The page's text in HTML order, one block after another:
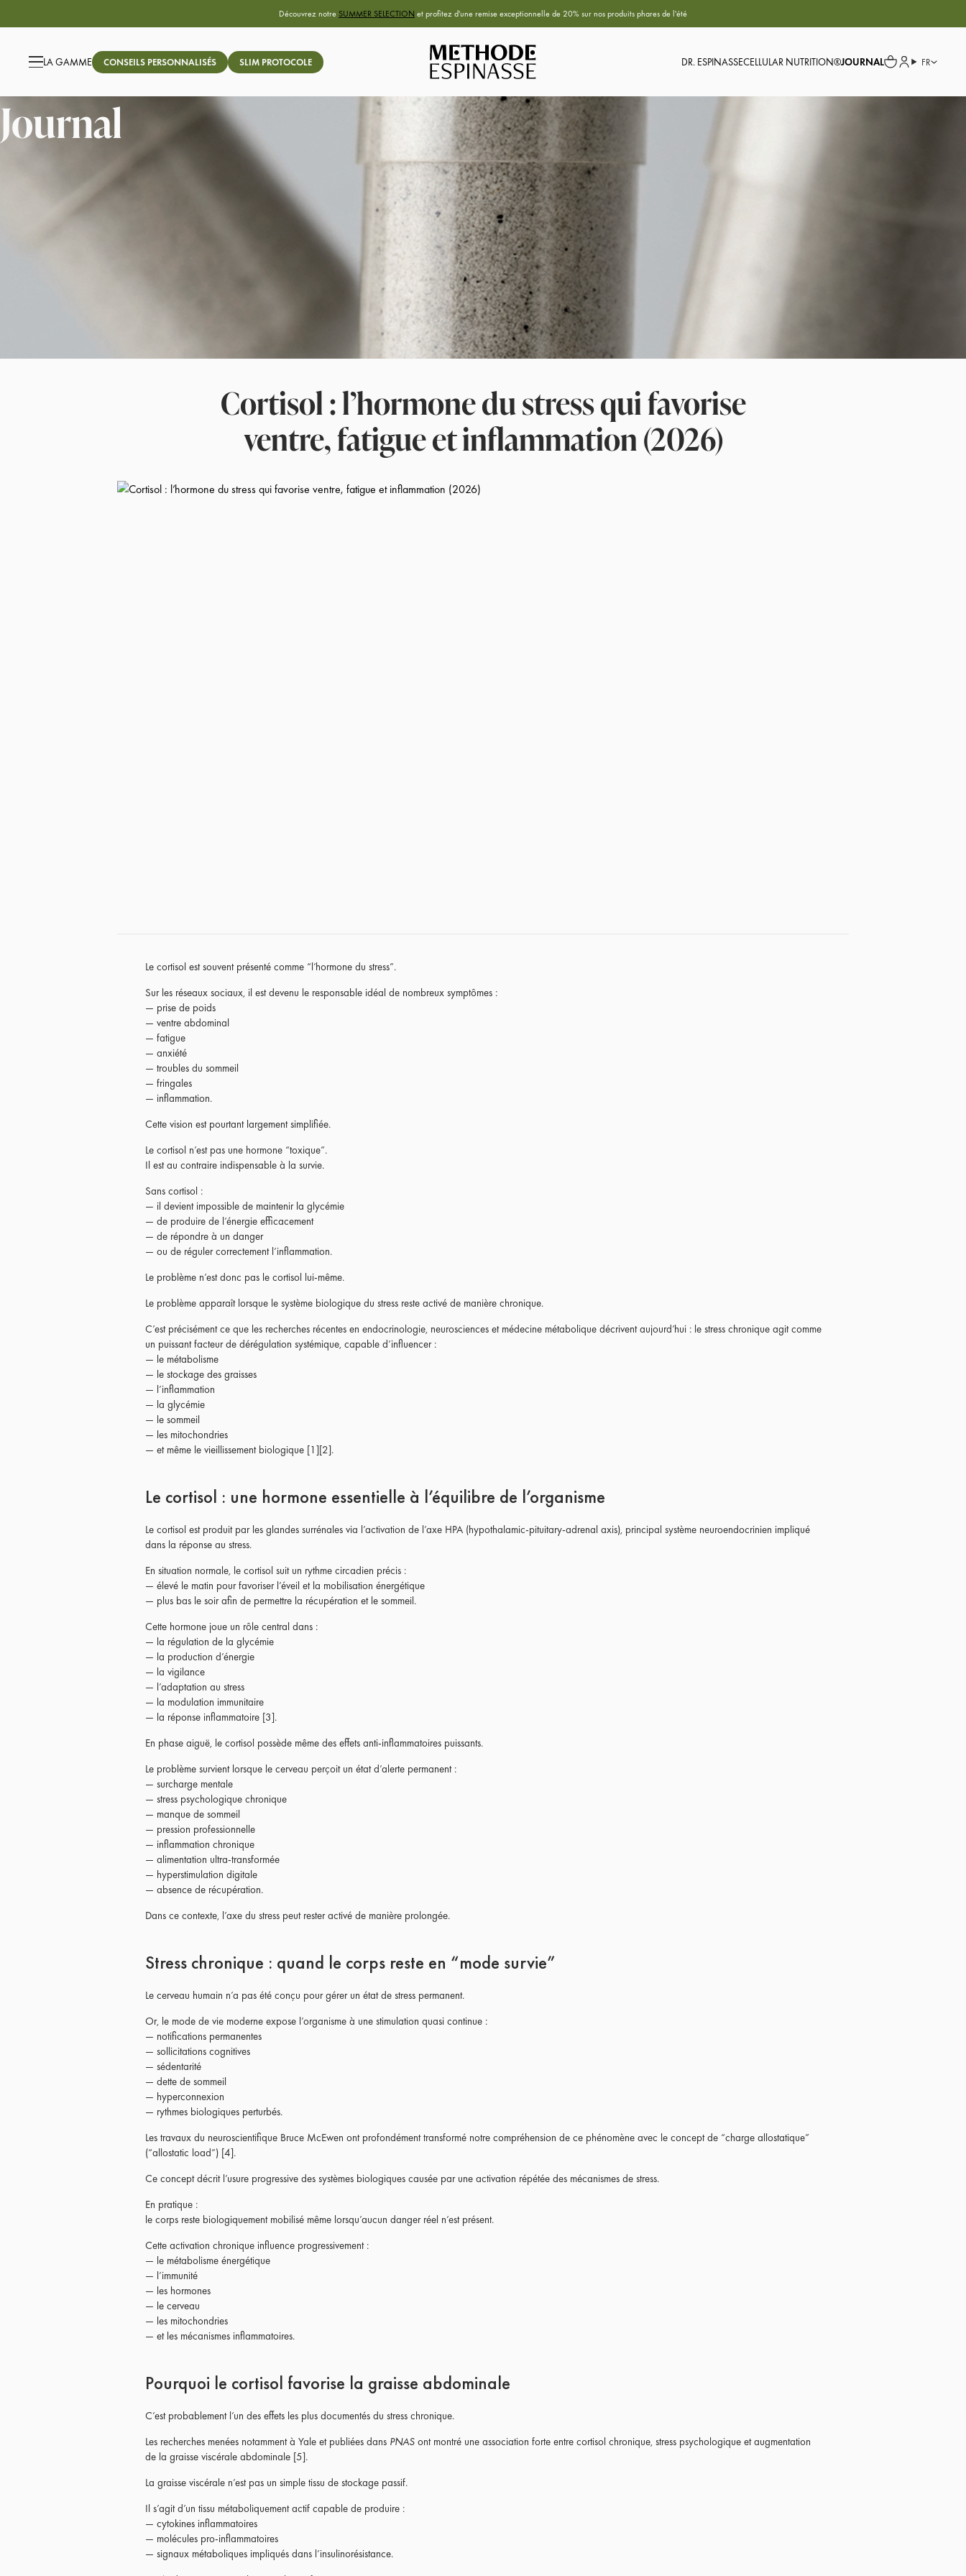
Découvrez notre SUMMER SELECTION et profitez d'une remise exceptionnelle de 20% sur nos produits phares de l'été
LA GAMME CONSEILS PERSONNALISÉS SLIM PROTOCOLE DR. ESPINASSECELLULAR NUTRITION®JOURNAL FR
Journal
Cortisol : l’hormone du stress qui favorise
ventre, fatigue et inflammation (2026)
Le cortisol est souvent présenté comme “l’hormone du stress”.
Sur les réseaux sociaux, il est devenu le responsable idéal de nombreux symptômes :
— prise de poids
— ventre abdominal
— fatigue
— anxiété
— troubles du sommeil
— fringales
— inflammation.
Cette vision est pourtant largement simplifiée.
Le cortisol n’est pas une hormone “toxique”.
Il est au contraire indispensable à la survie.
Sans cortisol :
— il devient impossible de maintenir la glycémie
— de produire de l’énergie efficacement
— de répondre à un danger
— ou de réguler correctement l’inflammation.
Le problème n’est donc pas le cortisol lui-même.
Le problème apparaît lorsque le système biologique du stress reste activé de manière chronique.
C’est précisément ce que les recherches récentes en endocrinologie, neurosciences et médecine métabolique décrivent aujourd’hui : le stress chronique agit comme
un puissant facteur de dérégulation systémique, capable d’influencer :
— le métabolisme
— le stockage des graisses
— l’inflammation
— la glycémie
— le sommeil
— les mitochondries
— et même le vieillissement biologique [1][2].
Le cortisol : une hormone essentielle à l’équilibre de l’organisme
Le cortisol est produit par les glandes surrénales via l’activation de l’axe HPA (hypothalamic-pituitary-adrenal axis), principal système neuroendocrinien impliqué
dans la réponse au stress.
En situation normale, le cortisol suit un rythme circadien précis :
— élevé le matin pour favoriser l’éveil et la mobilisation énergétique
— plus bas le soir afin de permettre la récupération et le sommeil.
Cette hormone joue un rôle central dans :
— la régulation de la glycémie
— la production d’énergie
— la vigilance
— l’adaptation au stress
— la modulation immunitaire
— la réponse inflammatoire [3].
En phase aiguë, le cortisol possède même des effets anti-inflammatoires puissants.
Le problème survient lorsque le cerveau perçoit un état d’alerte permanent :
— surcharge mentale
— stress psychologique chronique
— manque de sommeil
— pression professionnelle
— inflammation chronique
— alimentation ultra-transformée
— hyperstimulation digitale
— absence de récupération.
Dans ce contexte, l’axe du stress peut rester activé de manière prolongée.
Stress chronique : quand le corps reste en “mode survie”
Le cerveau humain n’a pas été conçu pour gérer un état de stress permanent.
Or, le mode de vie moderne expose l’organisme à une stimulation quasi continue :
— notifications permanentes
— sollicitations cognitives
— sédentarité
— dette de sommeil
— hyperconnexion
— rythmes biologiques perturbés.
Les travaux du neuroscientifique Bruce McEwen ont profondément transformé notre compréhension de ce phénomène avec le concept de “charge allostatique”
(“allostatic load”) [4].
Ce concept décrit l’usure progressive des systèmes biologiques causée par une activation répétée des mécanismes de stress.
En pratique :
le corps reste biologiquement mobilisé même lorsqu’aucun danger réel n’est présent.
Cette activation chronique influence progressivement :
— le métabolisme énergétique
— l’immunité
— les hormones
— le cerveau
— les mitochondries
— et les mécanismes inflammatoires.
Pourquoi le cortisol favorise la graisse abdominale
C’est probablement l’un des effets les plus documentés du stress chronique.
Les recherches menées notamment à Yale et publiées dans PNASont montré une association forte entre cortisol chronique, stress psychologique et augmentation
de la graisse viscérale abdominale [5].
La graisse viscérale n’est pas un simple tissu de stockage passif.
Il s’agit d’un tissu métaboliquement actif capable de produire :
— cytokines inflammatoires
— molécules pro-inflammatoires
— signaux métaboliques impliqués dans l’insulinorésistance.